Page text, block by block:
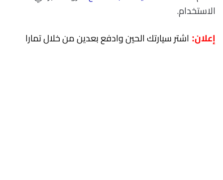
الاستخدام.
إعلان: اشتر سيارتك الحين وادفع بعدين من خلال تمارا